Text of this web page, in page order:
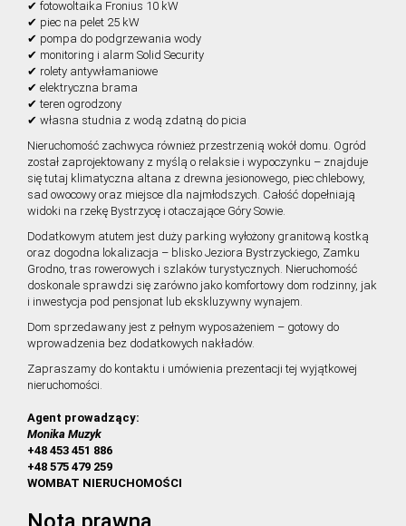
✔ fotowoltaika Fronius 10 kW
✔ piec na pelet 25 kW
✔ pompa do podgrzewania wody
✔ monitoring i alarm Solid Security
✔ rolety antywłamaniowe
✔ elektryczna brama
✔ teren ogrodzony
✔ własna studnia z wodą zdatną do picia
Nieruchomość zachwyca również przestrzenią wokół domu. Ogród
został zaprojektowany z myślą o relaksie i wypoczynku – znajduje
się tutaj klimatyczna altana z drewna jesionowego, piec chlebowy,
sad owocowy oraz miejsce dla najmłodszych. Całość dopełniają
widoki na rzekę Bystrzycę i otaczające Góry Sowie.
Dodatkowym atutem jest duży parking wyłożony granitową kostką
oraz dogodna lokalizacja – blisko Jeziora Bystrzyckiego, Zamku
Grodno, tras rowerowych i szlaków turystycznych. Nieruchomość
doskonale sprawdzi się zarówno jako komfortowy dom rodzinny, jak
i inwestycja pod pensjonat lub ekskluzywny wynajem.
Dom sprzedawany jest z pełnym wyposażeniem – gotowy do
wprowadzenia bez dodatkowych nakładów.
Zapraszamy do kontaktu i umówienia prezentacji tej wyjątkowej
nieruchomości.
Agent prowadzący:
Monika Muzyk
+48 453 451 886
+48 575 479 259
WOMBAT NIERUCHOMOŚCI